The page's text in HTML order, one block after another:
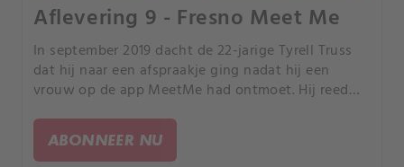
Aflevering 9 - Fresno Meet Me
In september 2019 dacht de 22-jarige Tyrell Truss
dat hij naar een afspraakje ging nadat hij een
vrouw op de app MeetMe had ontmoet. Hij reed
romantische ontmoeting, maar viel in een
zorgvuldig geplande val.
ABONNEER NU